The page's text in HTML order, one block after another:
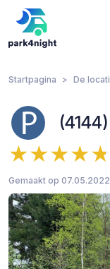
Startpagina De
Gemaakt op